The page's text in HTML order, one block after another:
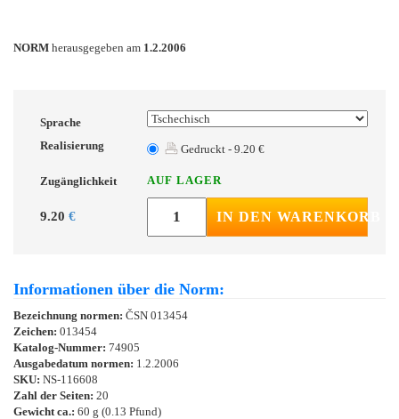
NORM herausgegeben am 1.2.2006
Sprache
Realisierung
Gedruckt - 9.20 €
Zugänglichkeit AUF LAGER
9.20 € IN DEN WARENKORB
Informationen über die Norm:
Bezeichnung normen: ČSN 013454
Zeichen: 013454
Katalog-Nummer: 74905
Ausgabedatum normen: 1.2.2006
SKU: NS-116608
Zahl der Seiten: 20
Gewicht ca.: 60 g (0.13 Pfund)